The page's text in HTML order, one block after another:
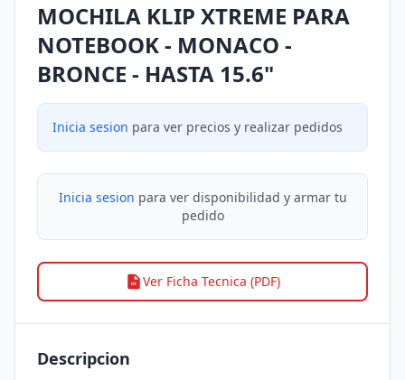
MOCHILA KLIP XTREME PARA
NOTEBOOK - MONACO -
BRONCE - HASTA 15.6"
Inicia sesion para ver precios y realizar pedidos
Inicia sesion para ver disponibilidad y armar tu
pedido
Ver Ficha Tecnica (PDF)
Descripcion